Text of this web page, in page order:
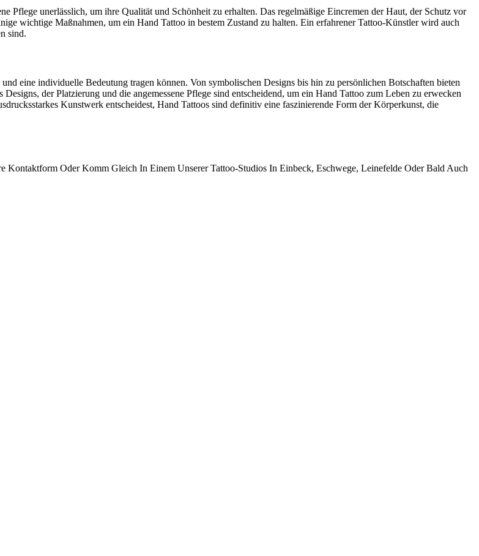
Pflege unerlässlich, um ihre Qualität und Schönheit zu erhalten. Das regelmäßige Eincremen der Haut, der Schutz vor
wichtige Maßnahmen, um ein Hand Tattoo in bestem Zustand zu halten. Ein erfahrener Tattoo-Künstler wird auch
sind.
eine individuelle Bedeutung tragen können. Von symbolischen Designs bis hin zu persönlichen Botschaften bieten
der Platzierung und die angemessene Pflege sind entscheidend, um ein Hand Tattoo zum Leben zu erwecken
Kunstwerk entscheidest, Hand Tattoos sind definitiv eine faszinierende Form der Körperkunst, die
Kontaktform Oder Komm Gleich In Einem Unserer Tattoo-Studios In Einbeck, Eschwege, Leinefelde Oder Bald Auch